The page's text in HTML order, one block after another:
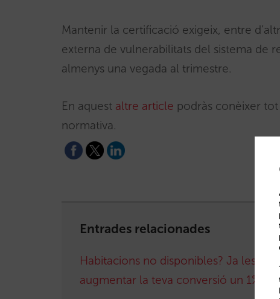
Mantenir la certificació exigeix, entre
externa de vulnerabilitats del sistema de
almenys una vegada al trimestre.
En aquest altre article podràs conèixer
normativa.
Entrades relacionades
Habitacions no disponibles? Ja les
augmentar la teva conversió un 1%